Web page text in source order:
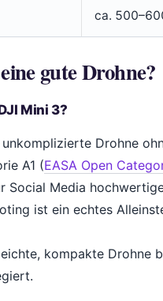
ca.
gute Drohne?
Mini 3?
Drohne
A1 (EASA Open
Social Media
ist ein echtes
kompakte Drohne